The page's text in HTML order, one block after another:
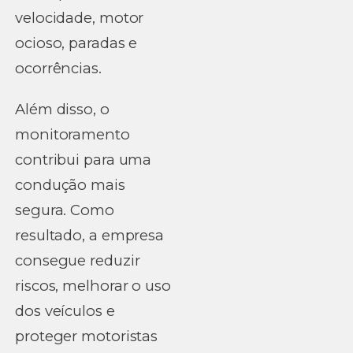
velocidade, motor
ocioso, paradas e
ocorrências.
Além disso, o
monitoramento
contribui para uma
condução mais
segura. Como
resultado, a empresa
consegue reduzir
riscos, melhorar o uso
dos veículos e
proteger motoristas